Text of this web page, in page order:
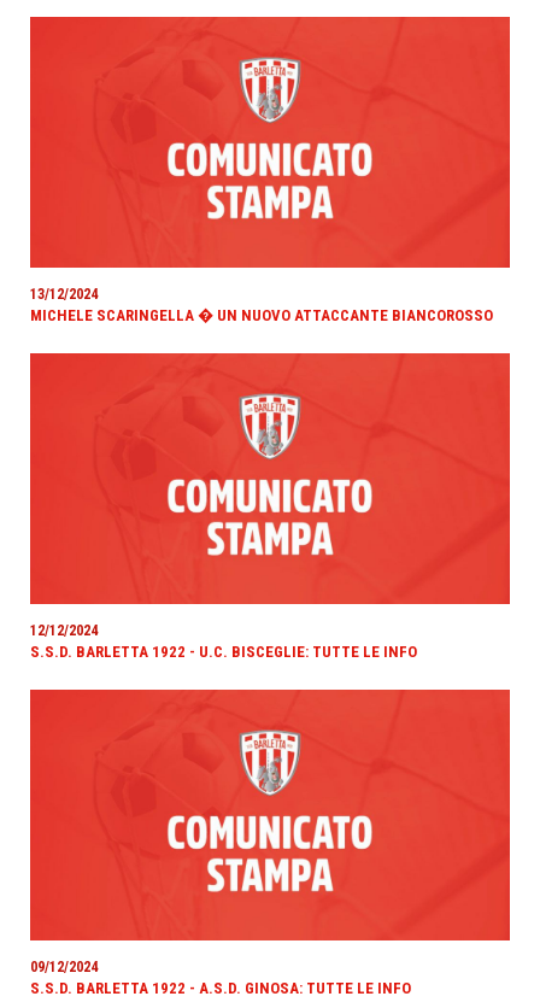
13/12/2024
MICHELE SCARINGELLA � UN NUOVO ATTACCANTE BIANCOROSSO
12/12/2024
S.S.D. BARLETTA 1922 - U.C. BISCEGLIE: TUTTE LE INFO
09/12/2024
S.S.D. BARLETTA 1922 - A.S.D. GINOSA: TUTTE LE INFO